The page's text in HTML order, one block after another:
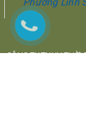
CÔNG TY TNHH